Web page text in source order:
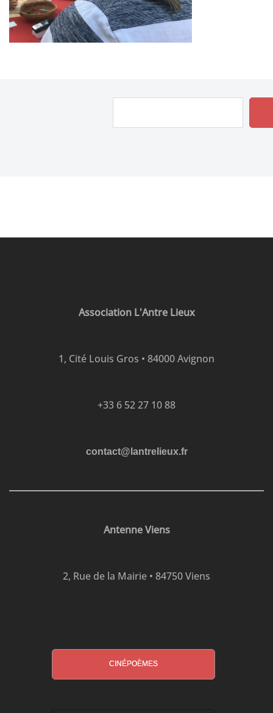
Association L'Antre Lieux
1, Cité Louis Gros • 84000 Avignon
+33 6 52 27 10 88
contact@lantrelieux.fr
Antenne Viens
2, Rue de la Mairie • 84750 Viens
CINÉPOÈMES